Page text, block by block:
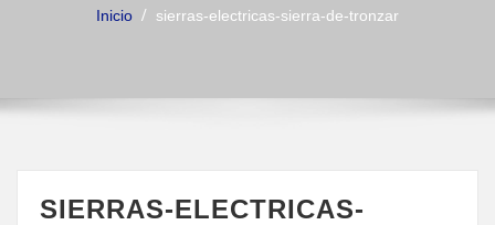
Inicio sierras-electricas-sierra-de-tronzar
SIERRAS-ELECTRICAS-